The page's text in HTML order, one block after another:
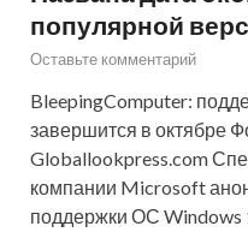
популярной
Оставьте комментарий
BleepingComputer:
завершится в октябре
Globallookpress.com
компании Microsoft
поддержки ОС Windows